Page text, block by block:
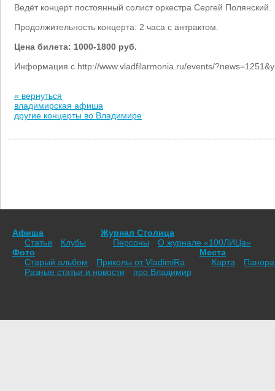
Ведёт концерт постоянный солист оркестра Сергей Полянский.
Продолжительность концерта: 2 часа с антрактом.
Цена билета: 1000-1800 руб.
Информация с http://www.vladfilarmonia.ru/events/
« вернуться
владимирская афиша
другие концерты во Владимире
Афиша
Статьи
Клубы
Журнал Столица
Персоны
О журнале «100ЛИЦа»
Фото
Старый альбом
Приколы от VladimiRа
Места
Карта
Разные статьи и новости
про Владимир